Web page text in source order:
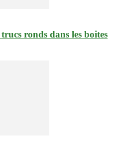
ronds dans les boites